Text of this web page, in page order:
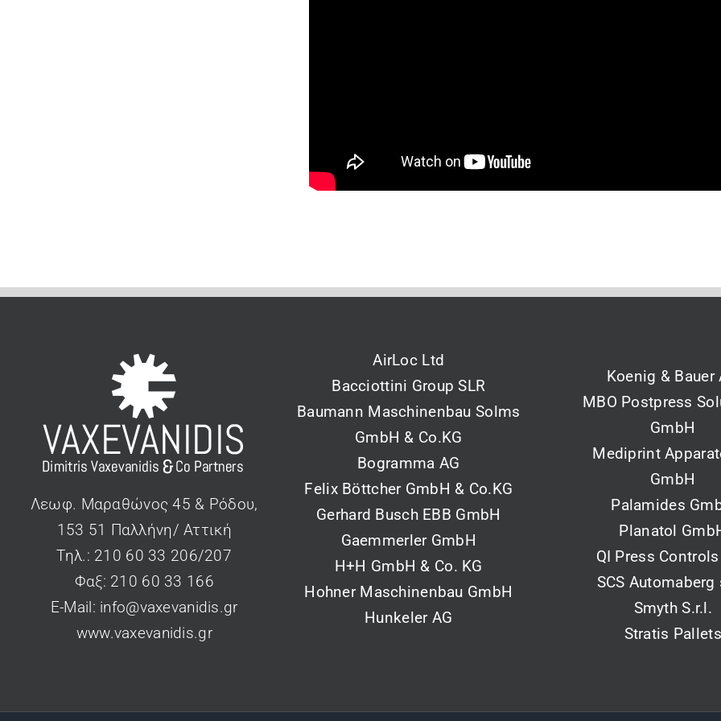
Λεωφ. Μαραθώνος 45 & Ρόδου,
153 51 Παλλήνη/ Αττική
Τηλ.: 210 60 33 206/207
Φαξ: 210 60 33 166
Ε-Mail: info@vaxevanidis.gr
www.vaxevanidis.gr
AirLoc Ltd
Bacciottini Group SLR
Baumann Maschinenbau Solms
GmbH & Co.KG
Bogramma AG
Felix Böttcher GmbH & Co.KG
Gerhard Busch EBB GmbH
Gaemmerler GmbH
H+H GmbH & Co. KG
Hohner Maschinenbau GmbH
Hunkeler AG
Koenig & Bauer
MBO Postpress
GmbH
Mediprint
GmbH
Palamides
Planatol
QI Press Controls
SCS Automaberg
Smyth S.r.l.
Stratis Pallets